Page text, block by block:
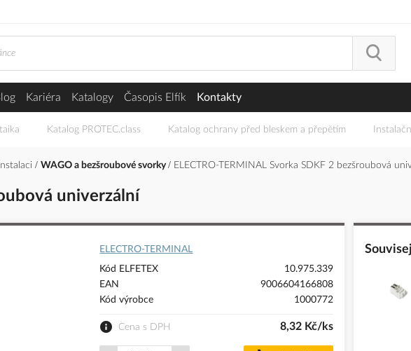
Kariéra Katalogy Časopis Elfík Kontakty
Katalog PROTEC.class Katalog ochrany před bleskem a přepětím
WAGO a bezšroubové svorky ELECTRO-TERMINAL Svorka SDKF 2 bezšroubová
univerzální
ELECTRO-TERMINAL
Kód ELFETEX
10.975.339
EAN
9006604166808
Kód výrobce
1000772
Cena s DPH 8,32 Kč/ks